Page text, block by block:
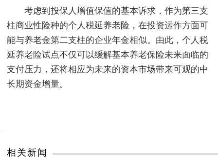
考虑到投保人增值保值的基本诉求，作为第三支
柱商业性险种的个人税延养老险，在投资运作方面可
能与养老金第二支柱的企业年金相似。由此，个人税
延养老险试点不仅可以缓解基本养老保险未来面临的
支付压力，还将相应为未来的资本市场带来可观的中
长期资金增量。
相关新闻